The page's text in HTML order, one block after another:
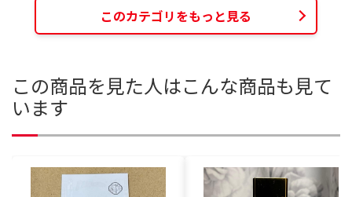
このカテゴリをもっと見る
この商品を見た人はこんな商品も見て
います